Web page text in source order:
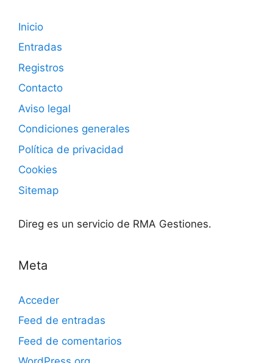
Inicio
Entradas
Registros
Contacto
Aviso legal
Condiciones generales
Política de privacidad
Cookies
Sitemap
Direg es un servicio de RMA Gestiones.
Meta
Acceder
Feed de entradas
Feed de comentarios